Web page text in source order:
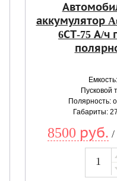
аккумулятор
6СТ-75 А/ч
Пусковой
Полярность:
Габариты:
8500 руб. /